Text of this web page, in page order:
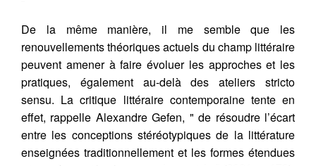
De la même manière, il me semble que les
renouvellements théoriques actuels du champ littéraire
peuvent amener à faire évoluer les approches et les
pratiques, également au-delà des ateliers stricto
sensu. La critique littéraire contemporaine tente en
effet, rappelle Alexandre Gefen, " de résoudre l’écart
entre les conceptions stéréotypiques de la littérature
enseignées traditionnellement et les formes étendues